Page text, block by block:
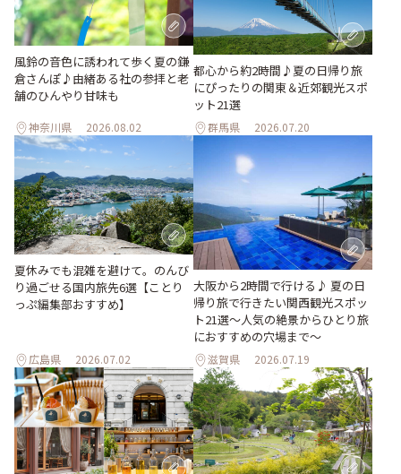
風鈴の音色に誘われて歩く夏の鎌
倉さんぽ♪由緒ある社の参拝と老
舗のひんやり甘味も
神奈川県 2026.08.02
都心から約2時間♪夏の日帰り旅
にぴったりの関東＆近郊観光スポ
ット21選
群馬県 2026.07.20
夏休みでも混雑を避けて。のんび
り過ごせる国内旅先6選【ことり
っぷ編集部おすすめ】
広島県 2026.07.02
大阪から2時間で行ける♪ 夏の日
帰り旅で行きたい関西観光スポッ
ト21選～人気の絶景からひとり旅
におすすめの穴場まで～
滋賀県 2026.07.19